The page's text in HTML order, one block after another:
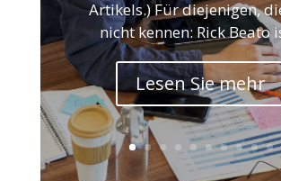
Artikels.) Für diejenigen,
nicht kennen: Rick Beato
Lesen Sie mehr